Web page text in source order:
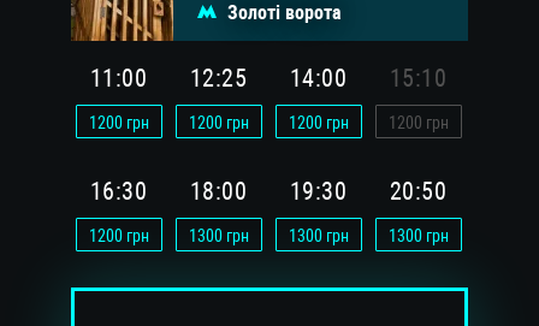
Золоті ворота
11:00
1200грн
12:25
1200грн
14:00
1200грн
15:10
1200 грн
16:30
1200грн
18:00
1300грн
19:30
1300грн
20:50
1300грн